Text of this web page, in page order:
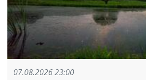
07.08.2026 23:00